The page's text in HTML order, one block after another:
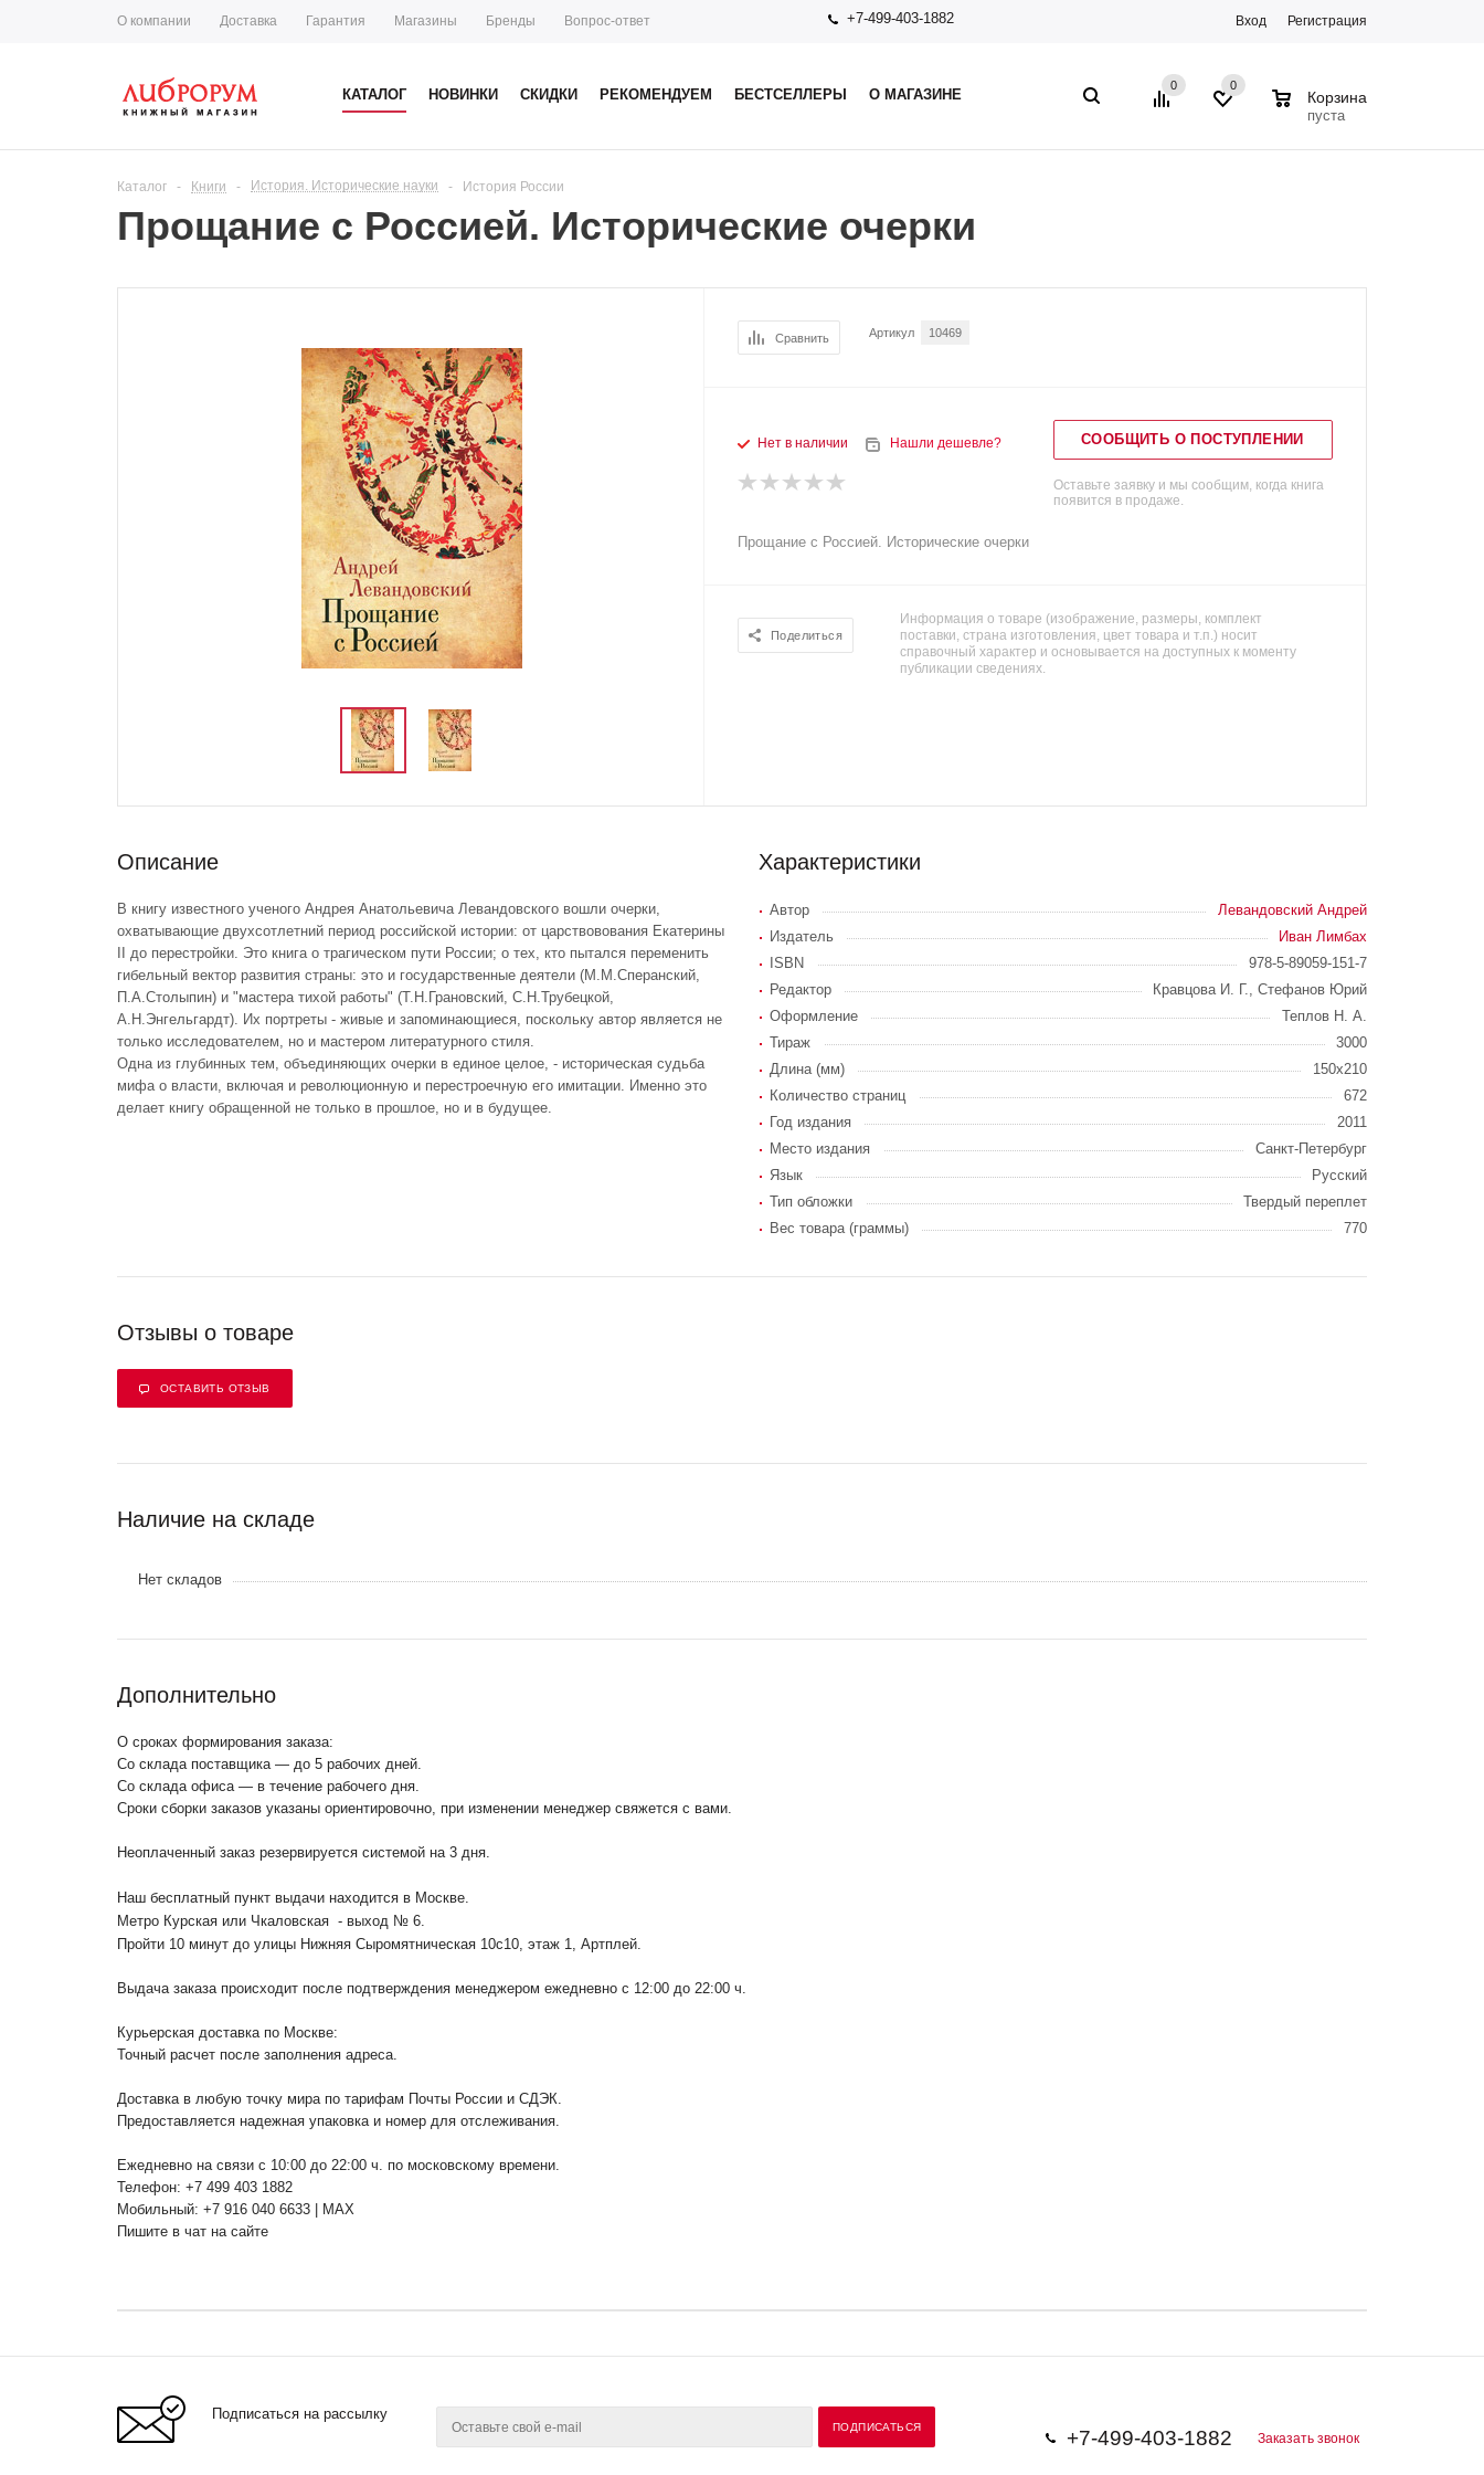
О компании Доставка Гарантия Магазины Бренды Вопрос-ответ +7-499-403-1882 Вход Регистрация
КАТАЛОГ НОВИНКИ СКИДКИ РЕКОМЕНДУЕМ БЕСТСЕЛЛЕРЫ О МАГАЗИНЕ
0 0
Корзина
пуста
Каталог - Книги - История. Исторические науки - История России
Прощание с Россией. Исторические очерки
Сравнить Артикул 10469
Нет в наличии Нашли дешевле? СООБЩИТЬ О ПОСТУПЛЕНИИ
Оставьте заявку и мы сообщим, когда книга
появится в продаже.
Прощание с Россией. Исторические очерки
Поделиться
Информация о товаре (изображение, размеры, комплект
поставки, страна изготовления, цвет товара и т.п.) носит
справочный характер и основывается на доступных к моменту
публикации сведениях.
Описание
В книгу известного ученого Андрея Анатольевича Левандовского вошли очерки,
охватывающие двухсотлетний период российской истории: от царствовования Екатерины
II до перестройки. Это книга о трагическом пути России; о тех, кто пытался переменить
гибельный вектор развития страны: это и государственные деятели (М.М.Сперанский,
П.А.Столыпин) и "мастера тихой работы" (Т.Н.Грановский, С.Н.Трубецкой,
А.Н.Энгельгардт). Их портреты - живые и запоминающиеся, поскольку автор является не
только исследователем, но и мастером литературного стиля.
Одна из глубинных тем, объединяющих очерки в единое целое, - историческая судьба
мифа о власти, включая и революционную и перестроечную его имитации. Именно это
делает книгу обращенной не только в прошлое, но и в будущее.
Характеристики
Автор
Левандовский Андрей
Издатель
Иван Лимбах
ISBN
978-5-89059-151-7
Редактор
Кравцова И. Г., Стефанов Юрий
Оформление
Теплов Н. А.
Тираж
3000
Длина (мм)
150x210
Количество страниц
672
Год издания
2011
Место издания
Санкт-Петербург
Язык
Русский
Тип обложки
Твердый переплет
Вес товара (граммы)
770
Отзывы о товаре
ОСТАВИТЬ ОТЗЫВ
Наличие на складе
Нет складов
Дополнительно
О сроках формирования заказа:
Со склада поставщика — до 5 рабочих дней.
Со склада офиса — в течение рабочего дня.
Сроки сборки заказов указаны ориентировочно, при изменении менеджер свяжется с вами.
Неоплаченный заказ резервируется системой на 3 дня.
Наш бесплатный пункт выдачи находится в Москве.
Метро Курская или Чкаловская - выход № 6.
Пройти 10 минут до улицы Нижняя Сыромятническая 10с10 , этаж 1, Артплей.
Выдача заказа происходит после подтверждения менеджером ежедневно с 12:00 до 22:00 ч.
Курьерская доставка по Москве:
Точный расчет после заполнения адреса.
Доставка в любую точку мира по тарифам Почты России и СДЭК.
Предоставляется надежная упаковка и номер для отслеживания.
Ежедневно на связи с 10:00 до 22:00 ч. по московскому времени.
Телефон: +7 499 403 1882
Мобильный: +7 916 040 6633 | MAX
Пишите в чат на сайте
Подписаться на рассылку
+7-499-403-1882 Заказать звонок